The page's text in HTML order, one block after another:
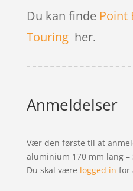
Du kan finde Point
Touringher.
Anmeldelser
Vær den første til at
aluminium 170 mm lang –
Du skal være logged in for